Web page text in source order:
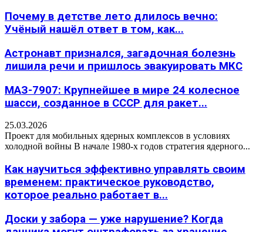
Почему в детстве лето длилось вечно:
Учёный нашёл ответ в том, как...
Астронавт признался, загадочная болезнь
лишила речи и пришлось эвакуировать МКС
МАЗ-7907: Крупнейшее в мире 24 колесное
шасси, созданное в СССР для ракет...
25.03.2026
Проект для мобильных ядерных комплексов в условиях
холодной войны В начале 1980-х годов стратегия ядерного...
Как научиться эффективно управлять своим
временем: практическое руководство,
которое реально работает в...
Доски у забора — уже нарушение? Когда